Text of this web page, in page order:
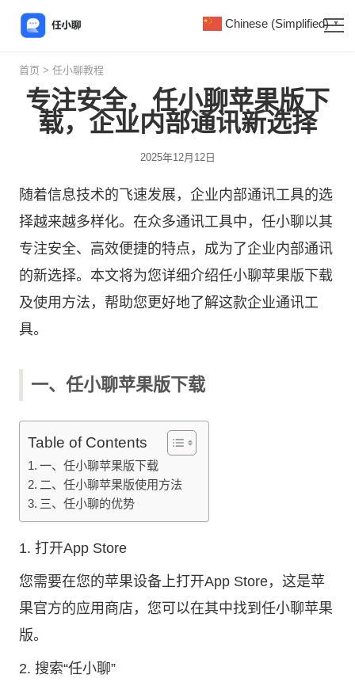
首页 > 任小聊教程
专注安全，任小聊苹果版下
载，企业内部通讯新选择
2025年12月12日
随着信息技术的飞速发展，企业内部通讯工具的选
择越来越多样化。在众多通讯工具中， 任小聊以其
专注安全、高效便捷的特点，成为了企业内部通讯
的新选择。本文将为您详细介绍任小聊苹果版下载
及使用方法，帮助您更好地了解这款企业通讯工
具。
一、任小聊苹果版下载
Table of Contents
一、任小聊苹果版下载
二、任小聊苹果版使用方法
三、任小聊的优势
1. 打开App Store
您需要在您的苹果设备上打开App Store，这是苹
果官方的应用商店，您可以在其中找到任小聊苹果
版。
2. 搜索“任小聊”
Chinese (Simplified) ▼